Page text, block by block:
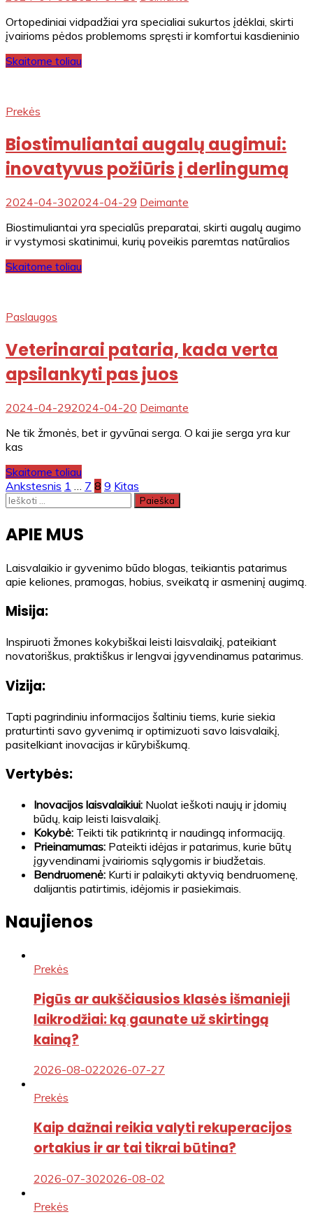
Ortopediniai vidpadžiai yra specialiai sukurtos įdėklai, skirti
įvairioms pėdos problemoms spręsti ir komfortui kasdieninio
Skaitome toliau
Prekės
Biostimuliantai augalų augimui:
inovatyvus požiūris į derlingumą
2024-04-302024-04-29 Deimante
Biostimuliantai yra specialūs preparatai, skirti augalų augimo
ir vystymosi skatinimui, kurių poveikis paremtas natūralios
Skaitome toliau
Paslaugos
Veterinarai pataria, kada verta
apsilankyti pas juos
2024-04-292024-04-20 Deimante
Ne tik žmonės, bet ir gyvūnai serga. O kai jie serga yra kur
kas
Skaitome toliau
Įrašų
puslapiavimas
Ankstesnis 1 7 8 9 Kitas
Ieškoti:
APIE MUS
Laisvalaikio ir gyvenimo būdo blogas, teikiantis patarimus
apie keliones, pramogas, hobius, sveikatą ir asmeninį augimą.
Misija:
Inspiruoti žmones kokybiškai leisti laisvalaikį, pateikiant
novatoriškus, praktiškus ir lengvai įgyvendinamus patarimus.
Vizija:
Tapti pagrindiniu informacijos šaltiniu tiems, kurie siekia
praturtinti savo gyvenimą ir optimizuoti savo laisvalaikį,
pasitelkiant inovacijas ir kūrybiškumą.
Vertybės:
Inovacijos laisvalaikiui: Nuolat ieškoti naujų ir įdomių
būdų, kaip leisti laisvalaikį.
Kokybė: Teikti tik patikrintą ir naudingą informaciją.
Prieinamumas: Pateikti idėjas ir patarimus, kurie būtų
įgyvendinami įvairiomis sąlygomis ir biudžetais.
Bendruomenė: Kurti ir palaikyti aktyvią bendruomenę,
dalijantis patirtimis, idėjomis ir pasiekimais.
Naujienos
Prekės
Pigūs ar aukščiausios klasės išmanieji
laikrodžiai: ką gaunate už skirtingą
kainą?
2026-08-022026-07-27
Prekės
Kaip dažnai reikia valyti rekuperacijos
ortakius ir ar tai tikrai būtina?
2026-07-302026-08-02
Prekės